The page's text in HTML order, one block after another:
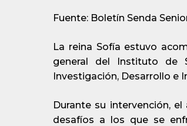
Fuente: Boletín Senda
La reina Sofía estuvo
general del Instituto de
Investigación, Desarrollo e
Durante su intervención,
desafíos a los que se